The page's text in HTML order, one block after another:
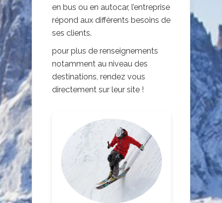
en bus ou en autocar, l’entreprise
répond aux différents besoins de
ses clients.
pour plus de renseignements
notamment au niveau des
destinations, rendez vous
directement sur leur site !